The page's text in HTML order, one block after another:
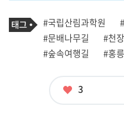
필 기
사
관
련
태
태
그
#국립산림과학원
#문배나무길
#천
#숲속여행길
#홍릉
좋
3